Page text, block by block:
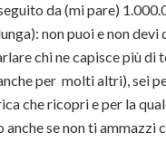
da (mi pare)
non puoi e non devi
chi ne capisce più di
per molti altri), sei
che ricopri e per la
anche se non ti ammazzi